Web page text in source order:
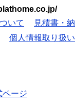
いて 見積書・
個人情報取り扱
ページ